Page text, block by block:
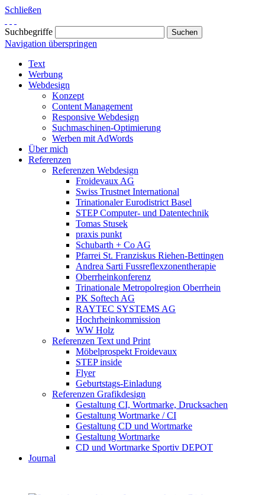
Schließen
Suchbegriffe
Navigation überspringen
Text
Werbung
Webdesign
Konzept
Content Management
Responsive Webdesign
Suchmaschinen-Optimierung
Werben mit AdWords
Über mich
Referenzen
Referenzen Webdesign
Froidevaux AG
Swiss Trustnet International
Trinationaler Eurodistrict Basel
STEP Computer- und Datentechnik
Tomas Stusek
praxis punkt
Schubarth + Co AG
Pfarrei St. Franziskus Riehen-Bettingen
Andrea Sarti Fussreflexzonentherapie
Oberrheinkonferenz
Trinationale Metropolregion Oberrhein
PK Softech AG
RAYTEC SYSTEMS AG
Hochrheinkommission
WW Holz
Referenzen Text und Print
Möbelprospekt Froidevaux
STEP inside
Flyer
Geburtstags-Einladung
Referenzen Grafikdesign
Gestaltung CI, Wortmarke, Drucksachen
Gestaltung Wortmarke / CI
Gestaltung CD und Wortmarke
Gestaltung Wortmarke
CD und Wortmarke Sportiv DEPOT
Journal